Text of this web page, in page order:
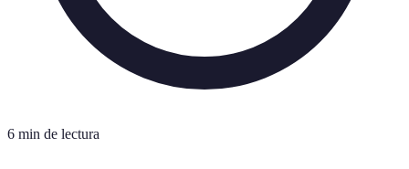
6 min de lectura